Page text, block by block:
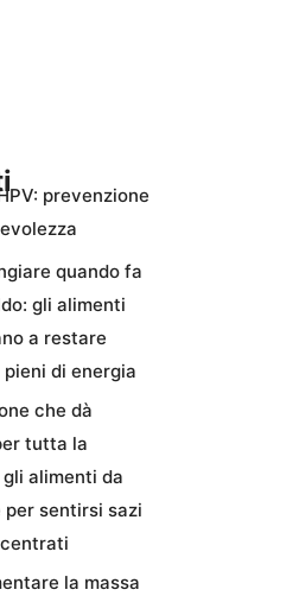
prevenzione
quando fa
gli alimenti
a restare
di energia
che dà
tutta la
alimenti da
per sentirsi sazi
la massa